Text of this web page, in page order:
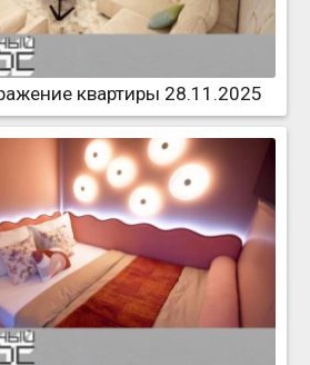
квартиры 28.11.2025